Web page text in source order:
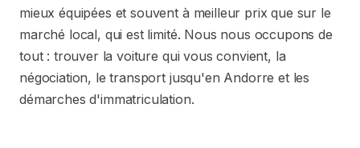
mieux équipées et souvent à meilleur prix que sur le
marché local, qui est limité. Nous nous occupons de
tout : trouver la voiture qui vous convient, la
négociation, le transport jusqu'en Andorre et les
démarches d'immatriculation.